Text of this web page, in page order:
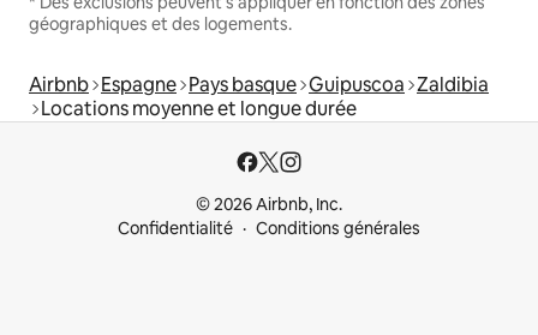
géographiques et des logements.
Airbnb Espagne Pays basque Guipuscoa Zaldibia
Locations moyenne et longue durée
© 2026 Airbnb, Inc.
Confidentialité
Conditions générales